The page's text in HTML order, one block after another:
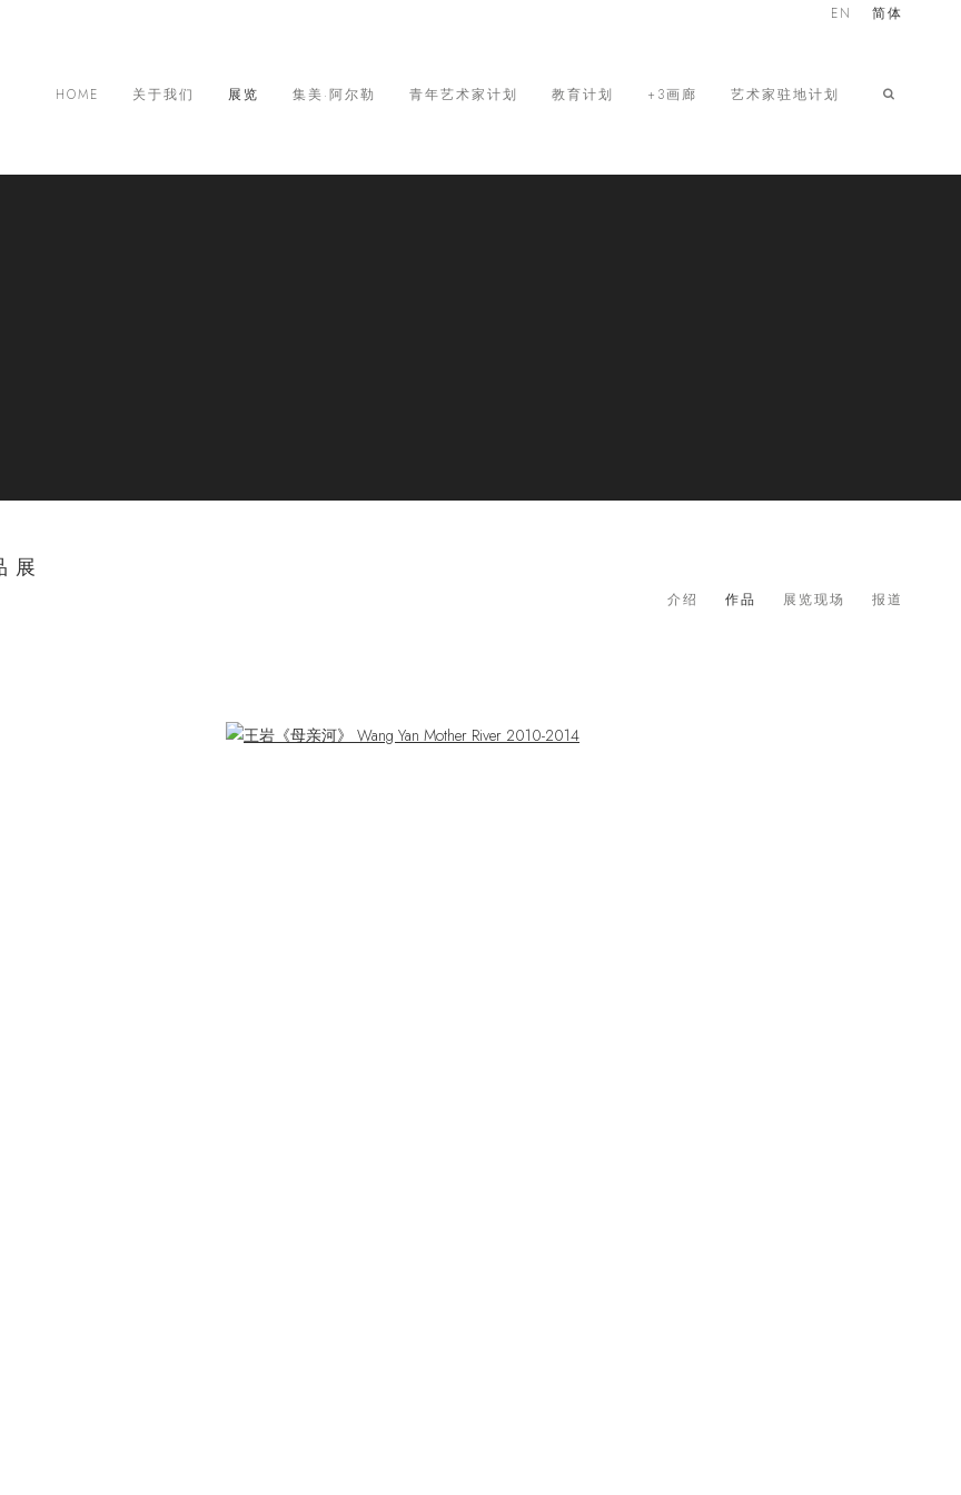
HOME 关于我们 展览 集美·阿尔勒 青年艺术家计划 教育计划 +3画廊 艺术家驻地计划
EN 简体
展
介绍 作品 展览现场 报道
of the following image in a popup: